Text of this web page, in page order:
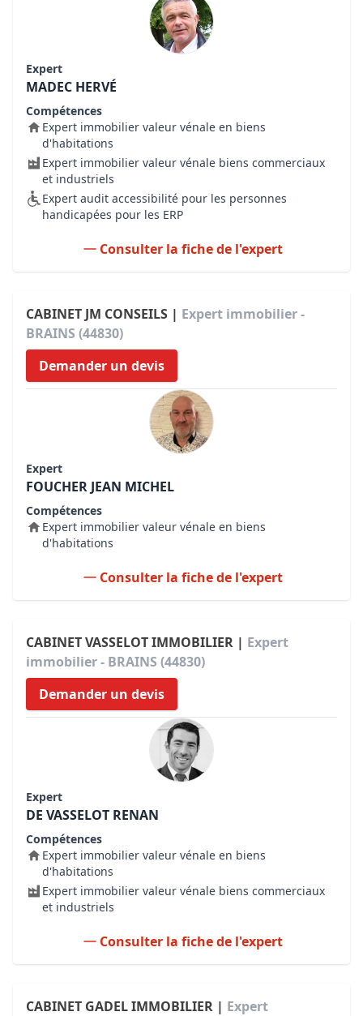
Expert
MADEC HERVÉ
Compétences
Expert immobilier valeur vénale en biens
d'habitations
Expert immobilier valeur vénale biens commerciaux
et industriels
Expert audit accessibilité pour les personnes
handicapées pour les ERP
Consulter la fiche de l'expert
CABINET JM CONSEILS | Expert immobilier -
BRAINS (44830)
Demander un devis
Expert
FOUCHER JEAN MICHEL
Compétences
Expert immobilier valeur vénale en biens
d'habitations
Consulter la fiche de l'expert
CABINET VASSELOT IMMOBILIER | Expert
immobilier - BRAINS (44830)
Demander un devis
Expert
DE VASSELOT RENAN
Compétences
Expert immobilier valeur vénale en biens
d'habitations
Expert immobilier valeur vénale biens commerciaux
et industriels
Consulter la fiche de l'expert
CABINET GADEL IMMOBILIER | Expert